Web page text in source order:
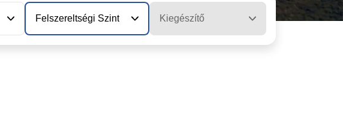
Felszereltségi Szint Kiegészítő